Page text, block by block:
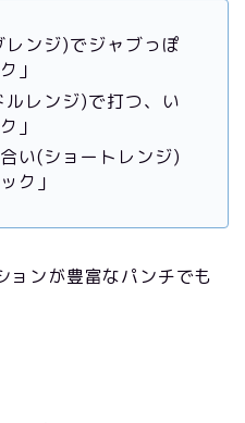
ンジ)でジャブっぽ
」
レンジ)で打つ、い
」
い(ショートレンジ)
ク」
ョンが豊富なパンチでも